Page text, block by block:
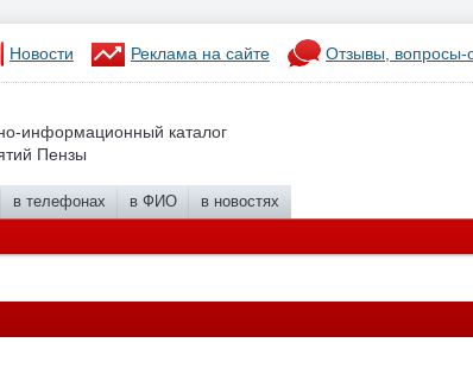
Новости Реклама на сайте Отзывы, вопросы-
информационный каталог
Пензы
в телефонах в ФИО в новостях